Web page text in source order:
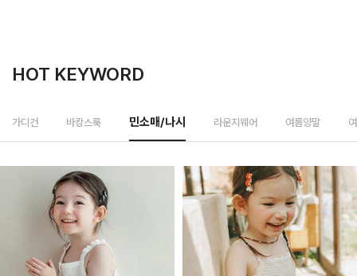
HOT KEYWORD
가디건 바캉스룩 민소매/나시 라운지웨어 여름양말